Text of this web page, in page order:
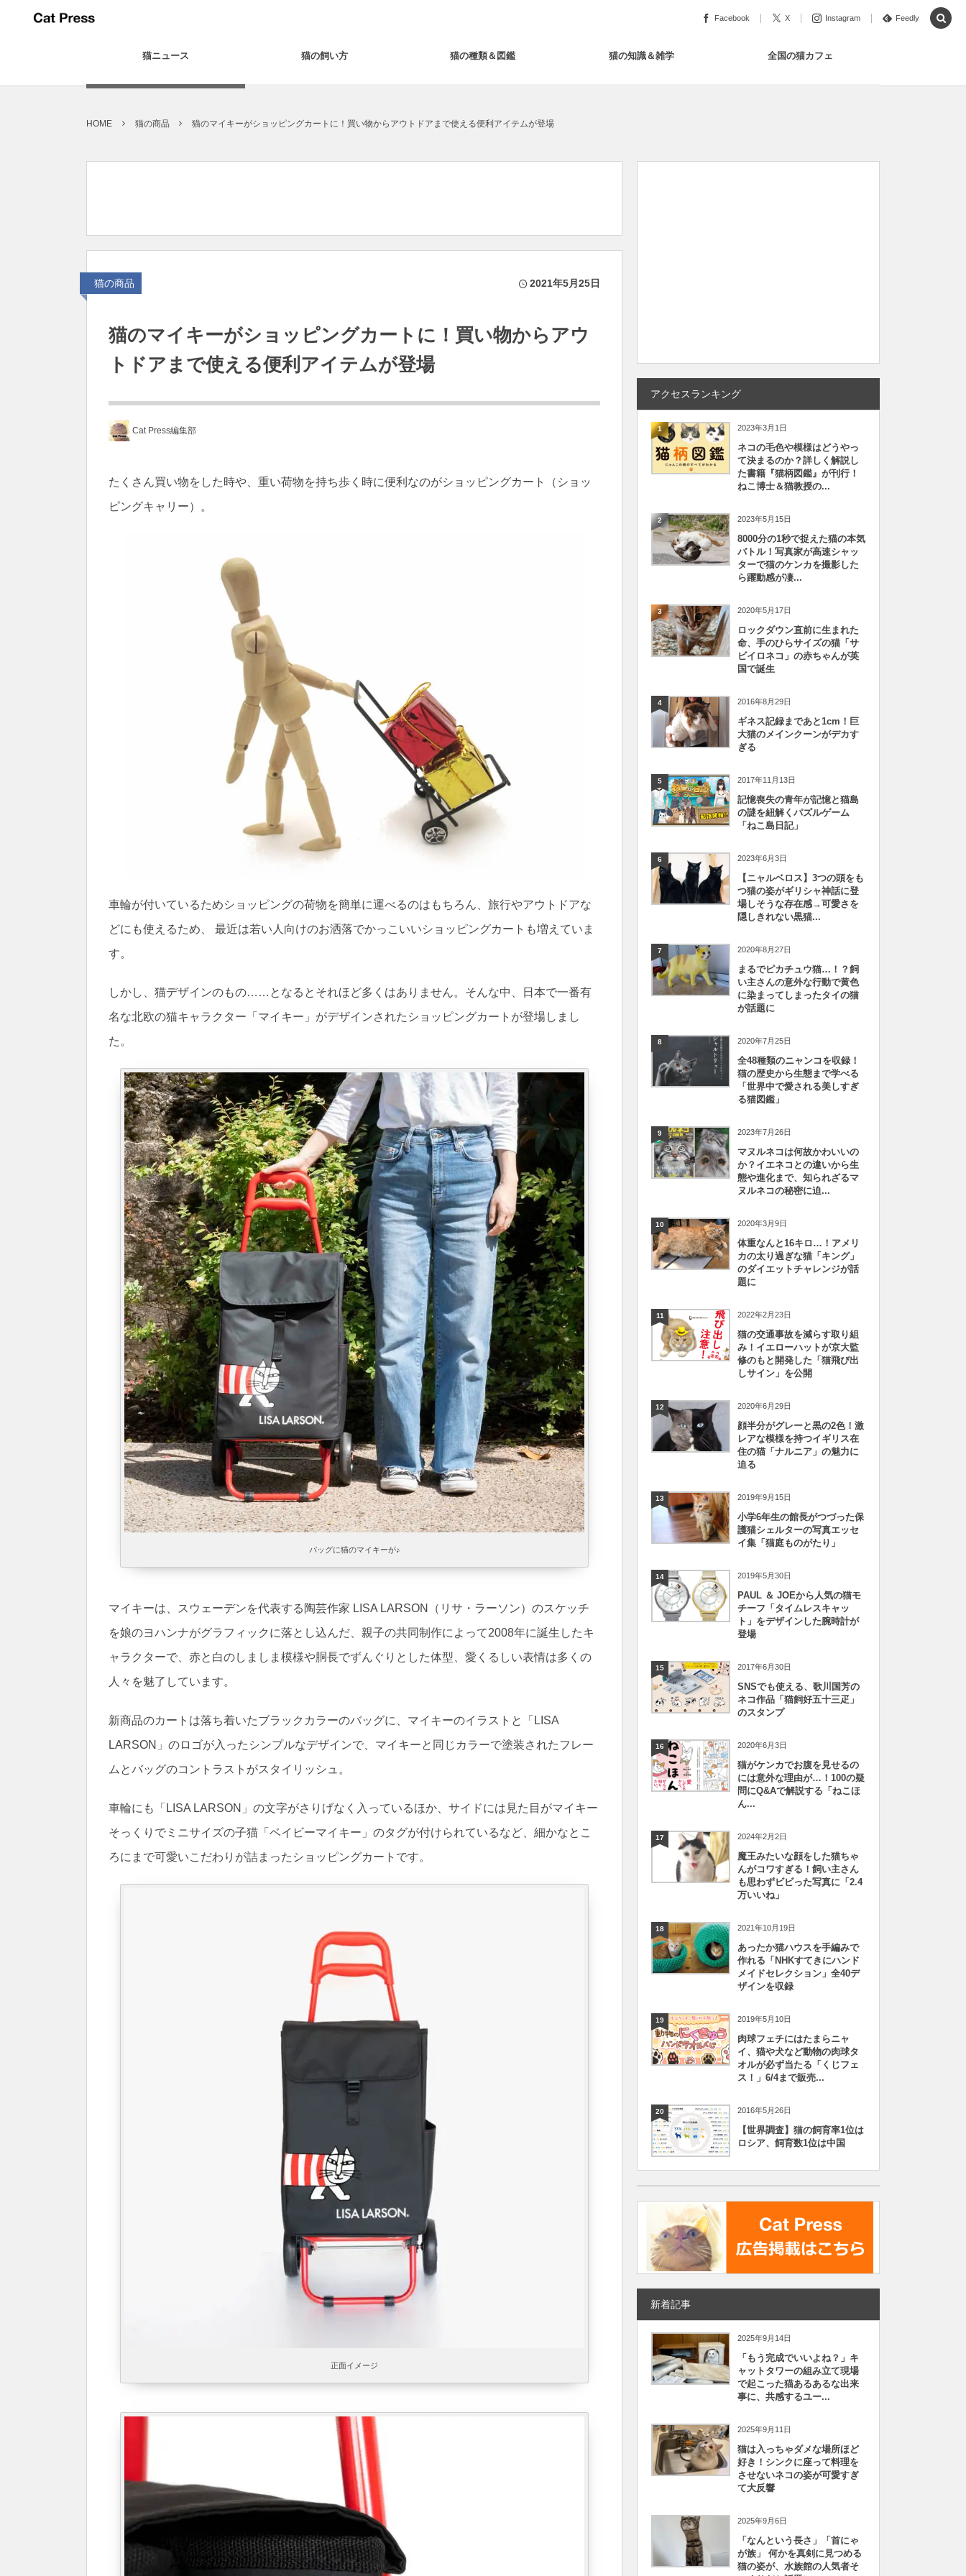
Facebook X Instagram Feedly
猫ニュース 猫の飼い方 猫の種類＆図鑑 猫の知識＆雑学 全国の猫カフェ
HOME 猫の商品 猫のマイキーがショッピングカートに！買い物からアウトドアまで使える便利アイテムが登場
猫の商品 2021年5月25日
猫のマイキーがショッピングカートに！買い物からアウ
トドアまで使える便利アイテムが登場
Cat Press編集部
たくさん買い物をした時や、重い荷物を持ち歩く時に便利なのがショッピングカート（ショッ
ピングキャリー）。
車輪が付いているためショッピングの荷物を簡単に運べるのはもちろん、旅行やアウトドアな
どにも使えるため、 最近は若い人向けのお洒落でかっこいいショッピングカートも増えていま
す。
しかし、猫デザインのもの……となるとそれほど多くはありません。そんな中、日本で一番有
名な北欧の猫キャラクター「マイキー」がデザインされたショッピングカートが登場しまし
た。
バッグに猫のマイキーが♪
マイキーは、スウェーデンを代表する陶芸作家 LISA LARSON（リサ・ラーソン）のスケッチ
を娘のヨハンナがグラフィックに落とし込んだ、親子の共同制作によって2008年に誕生したキ
ャラクターで、赤と白のしましま模様や胴長でずんぐりとした体型、愛くるしい表情は多くの
人々を魅了しています。
新商品のカートは落ち着いたブラックカラーのバッグに、マイキーのイラストと「LISA
LARSON」のロゴが入ったシンプルなデザインで、マイキーと同じカラーで塗装されたフレー
ムとバッグのコントラストがスタイリッシュ。
車輪にも「LISA LARSON」の文字がさりげなく入っているほか、サイドには見た目がマイキー
そっくりでミニサイズの子猫「ベイビーマイキー」のタグが付けられているなど、細かなとこ
ろにまで可愛いこだわりが詰まったショッピングカートです。
正面イメージ
アクセスランキング
1 2023年3月1日
ネコの毛色や模様はどうやっ
て決まるのか？詳しく解説し
た書籍『猫柄図鑑』が刊行！
ねこ博士＆猫教授の...
2 2023年5月15日
8000分の1秒で捉えた猫の本気
バトル！写真家が高速シャッ
ターで猫のケンカを撮影した
ら躍動感が凄...
3 2020年5月17日
ロックダウン直前に生まれた
命、手のひらサイズの猫「サ
ビイロネコ」の赤ちゃんが英
国で誕生
4 2016年8月29日
ギネス記録まであと1cm！巨
大猫のメインクーンがデカす
ぎる
5 2017年11月13日
記憶喪失の青年が記憶と猫島
の謎を紐解くパズルゲーム
「ねこ島日記」
6 2023年6月3日
【ニャルベロス】3つの頭をも
つ猫の姿がギリシャ神話に登
場しそうな存在感→可愛さを
隠しきれない黒猫...
7 2020年8月27日
まるでピカチュウ猫…！？飼
い主さんの意外な行動で黄色
に染まってしまったタイの猫
が話題に
8 2020年7月25日
全48種類のニャンコを収録！
猫の歴史から生態まで学べる
「世界中で愛される美しすぎ
る猫図鑑」
9 2023年7月26日
マヌルネコは何故かわいいの
か？イエネコとの違いから生
態や進化まで、知られざるマ
ヌルネコの秘密に迫...
10 2020年3月9日
体重なんと16キロ…！アメリ
カの太り過ぎな猫「キング」
のダイエットチャレンジが話
題に
11 2022年2月23日
猫の交通事故を減らす取り組
み！イエローハットが京大監
修のもと開発した「猫飛び出
しサイン」を公開
12 2020年6月29日
顔半分がグレーと黒の2色！激
レアな模様を持つイギリス在
住の猫「ナルニア」の魅力に
迫る
13 2019年9月15日
小学6年生の館長がつづった保
護猫シェルターの写真エッセ
イ集「猫庭ものがたり」
14 2019年5月30日
PAUL ＆ JOEから人気の猫モ
チーフ「タイムレスキャッ
ト」をデザインした腕時計が
登場
15 2017年6月30日
SNSでも使える、歌川国芳の
ネコ作品「猫飼好五十三疋」
のスタンプ
16 2020年6月3日
猫がケンカでお腹を見せるの
には意外な理由が…！100の疑
問にQ&Aで解説する「ねこほ
ん...
17 2024年2月2日
魔王みたいな顔をした猫ちゃ
んがコワすぎる！飼い主さん
も思わずビビった写真に「2.4
万いいね」
18 2021年10月19日
あったか猫ハウスを手編みで
作れる「NHKすてきにハンド
メイドセレクション」全40デ
ザインを収録
19 2019年5月10日
肉球フェチにはたまらニャ
イ、猫や犬など動物の肉球タ
オルが必ず当たる「くじフェ
ス！」6/4まで販売...
20 2016年5月26日
【世界調査】猫の飼育率1位は
ロシア、飼育数1位は中国
新着記事
2025年9月14日
「もう完成でいいよね？」キ
ャットタワーの組み立て現場
で起こった猫あるあるな出来
事に、共感するユー...
2025年9月11日
猫は入っちゃダメな場所ほど
好き！シンクに座って料理を
させないネコの姿が可愛すぎ
て大反響
2025年9月6日
「なんという長さ」「首にゃ
が族」 何かを真剣に見つめる
猫の姿が、水族館の人気者そ